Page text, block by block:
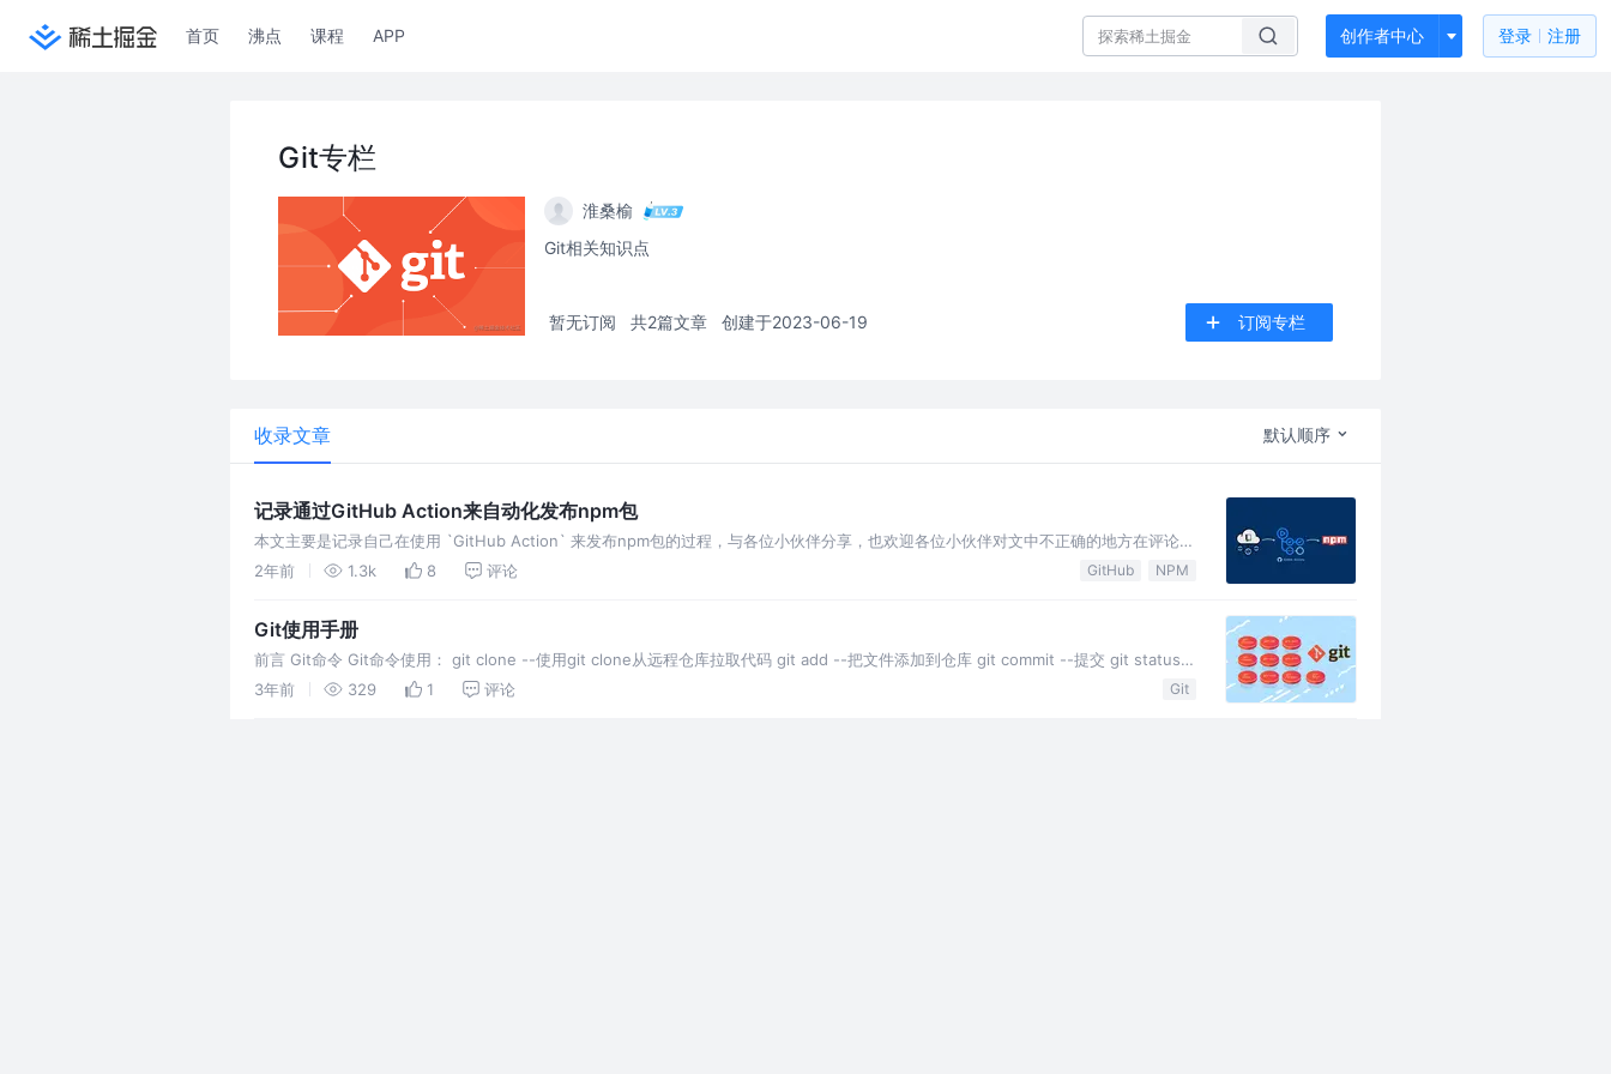
首页 沸点 课程 APP 创作者中心 登录 注册
Git专栏
淮桑榆
Git相关知识点
暂无订阅 共2篇文章 创建于2023-06-19 订阅专栏
收录文章 默认顺序
记录通过GitHub Action来自动化发布npm包
本文主要是记录自己在使用 `GitHub Action` 来发布npm包的过程，与各位小伙伴分享，也欢迎各位小伙伴对文中不正确的地方在评论区
指出，谢谢
2年前 1.3k 8 评论 GitHub NPM
Git使用手册
前言 Git命令 Git命令使用： git clone --使用git clone从远程仓库拉取代码 git add --把文件添加到仓库 git commit --提交 git status -
-随
3年前 329 1 评论 Git